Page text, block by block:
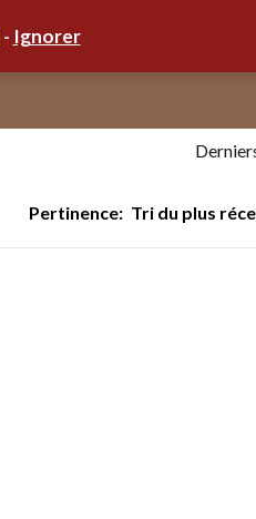
- Ignorer
Pertinence: Tri du plus